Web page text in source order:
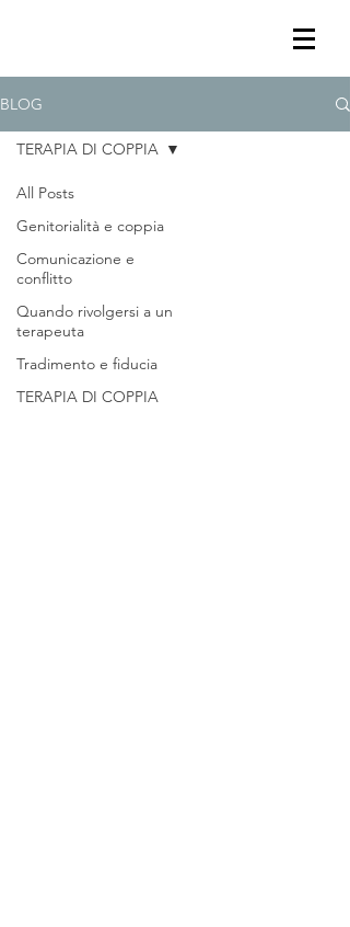
BLOG
All Posts
Genitorialità e coppia
Comunicazione e
conflitto
Quando rivolgersi a un
terapeuta
Tradimento e fiducia
TERAPIA DI COPPIA
TERAPIA DI COPPIA